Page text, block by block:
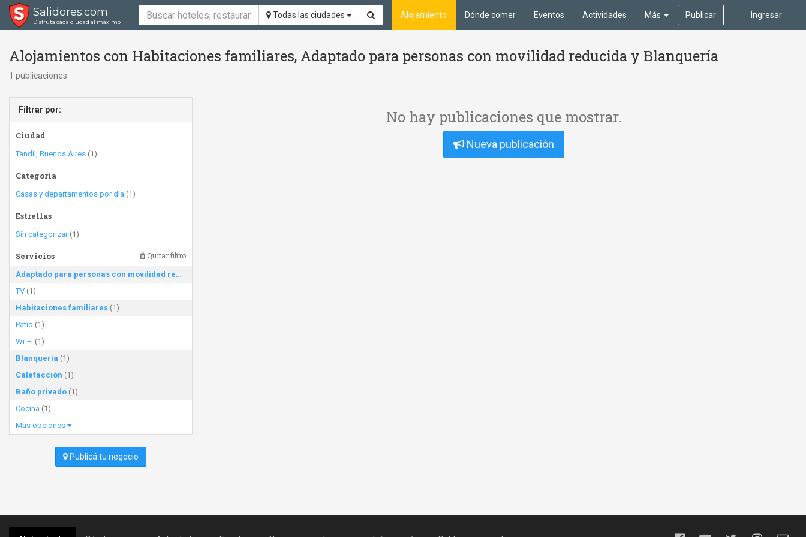
Salidores.com
Disfrutá cada ciudad al máximo
Todas las ciudades Ingresar
Alojamiento Dónde comer Eventos Actividades Más Publicar
Alojamientos con Habitaciones familiares, Adaptado para personas con movilidad reducida y Blanquería
1 publicaciones
Filtrar por:
Ciudad
Tandil, Buenos Aires (1)
Categoría
Casas y departamentos por día (1)
Estrellas
Sin categorizar(1)
Servicios Quitar filtro
Adaptado para personas con movilidad reducida
TV (1)
Habitaciones familiares (1)
Patio (1)
Wi-Fi (1)
Blanquería (1)
Calefacción (1)
Baño privado (1)
Cocina (1)
Más opciones
Publicá tu negocio
No hay publicaciones que mostrar.
Nueva publicación